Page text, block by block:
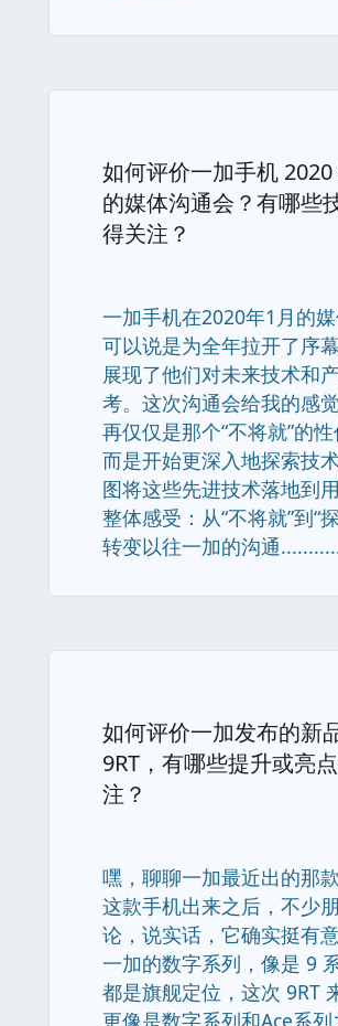
如何评价一加手机
的媒体沟通会？有哪些
得关注？
一加手机在2020年1月的媒
可以说是为全年拉开了序
展现了他们对未来技术和
考。这次沟通会给我的感
再仅仅是那个“不将就”的性
而是开始更深入地探索技
图将这些先进技术落地到用
整体感受：从“不将就”到“
转变以往一加的沟通
如何评价一加发布的新
9RT，有哪些提升或亮
注？
嘿，聊聊一加最近出的那
这款手机出来之后，不少
论，说实话，它确实挺有
一加的数字系列，像是 9
都是旗舰定位，这次 9RT
更像是数字系列和Ace系